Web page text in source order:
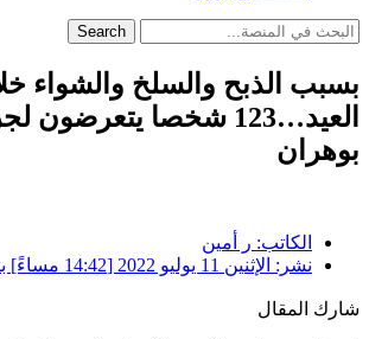
Search
بسبب الذبح والسلخ والشواء
العيد…123 شخصا
بوهران
الكاتب: ر أمين
نشر: الإثنين 11 يوليو 2022 [14:42 مساءً] بتوقيت الجزائر
شارك المقال